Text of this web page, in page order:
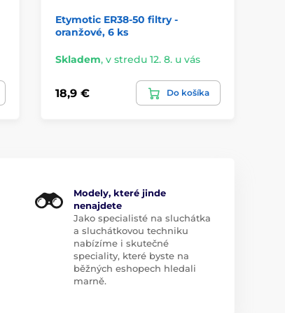
Etymotic ER38-50 filtry -
oranžové, 6 ks
Skladem, v stredu 12. 8. u vás
18,9 € Do košíka
Modely, které jinde
nenajdete
Jako specialisté na sluchátka
a sluchátkovou techniku
nabízíme i skutečné
speciality, které byste na
běžných eshopech hledali
marně.